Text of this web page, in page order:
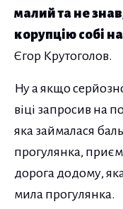
малий та не
корупцію собі
Єгор Крутоголов.
Ну а якщо
віці запросив на
яка займалася
прогулянка,
дорога додому,
мила прогулянка.